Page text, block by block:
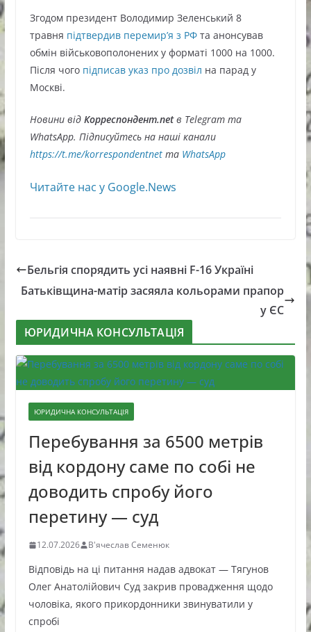
Згодом президент Володимир Зеленський 8
травня підтвердив перемир’я з РФта анонсував
обмін військовополонених у форматі 1000 на 1000.
Після чого підписав указ про дозвіл на парад у
Москві.
Новини відКорреспондент.netв Telegram та
WhatsApp. Підписуйтесь на наші канали
https://t.me/korrespondentnetта WhatsApp
Читайте нас у Google.News
Бельгія спорядить усі наявні F-16 Україні
Батьківщина-матір засяяла кольорами прапор
у ЄС
ЮРИДИЧНА КОНСУЛЬТАЦІЯ
ЮРИДИЧНА КОНСУЛЬТАЦІЯ
Перебування за 6500 метрів
від кордону саме по собі не
доводить спробу його
перетину — суд
12.07.2026 В'ячеслав Семенюк
Відповідь на ці питання надав адвокат — Тягунов
Олег Анатолійович Суд закрив провадження щодо
чоловіка, якого прикордонники звинуватили у
спробі